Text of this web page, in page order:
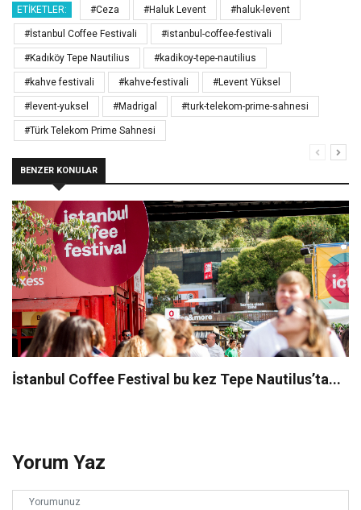
ETIKETLER: #Ceza #Haluk Levent #haluk-levent
#İstanbul Coffee Festivali #istanbul-coffee-festivali
#Kadıköy Tepe Nautilius #kadikoy-tepe-nautilius
#kahve festivali #kahve-festivali #Levent Yüksel
#levent-yuksel #Madrigal #turk-telekom-prime-sahnesi
#Türk Telekom Prime Sahnesi
BENZER KONULAR
İstanbul Coffee Festival bu kez Tepe Nautilus’ta...
Yorum Yaz